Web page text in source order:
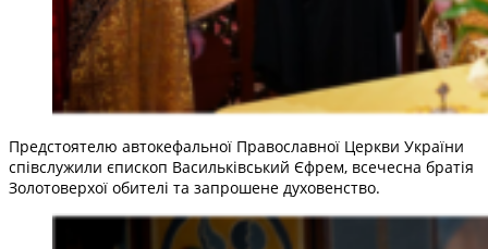
Предстоятелю автокефальної Православної Церкви України
співслужили єпископ Васильківський Єфрем, всечесна братія
Золотоверхої обителі та запрошене духовенство.